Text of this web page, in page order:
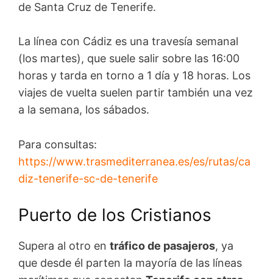
de Santa Cruz de Tenerife.
La línea con Cádiz es una travesía semanal
(los martes), que suele salir sobre las 16:00
horas y tarda en torno a 1 día y 18 horas. Los
viajes de vuelta suelen partir también una vez
a la semana, los sábados.
Para consultas:
https://www.trasmediterranea.es/es/rutas/ca
diz-tenerife-sc-de-tenerife
Puerto de los Cristianos
Supera al otro en tráfico de pasajeros, ya
que desde él parten la mayoría de las líneas